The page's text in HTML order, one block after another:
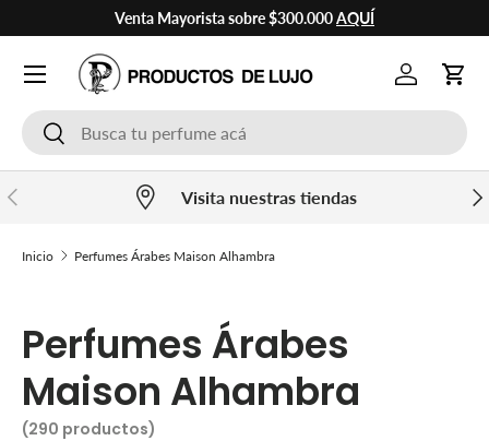
Ir al contenido
Venta Mayorista sobre $300.000AQUÍ
BuscarBuscar
Cuenta
Anterior Visita nuestras tiendas
Inicio Perfumes Árabes Maison Alhambra
Perfumes Árabes
Maison Alhambra
(290 productos)